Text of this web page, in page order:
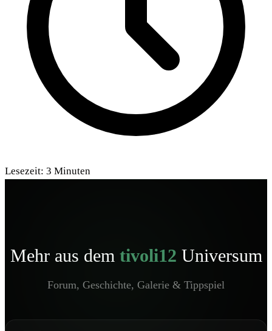
Lesezeit: 3 Minuten
Mehr aus dem tivoli12 Universum
Forum, Geschichte, Galerie & Tippspiel